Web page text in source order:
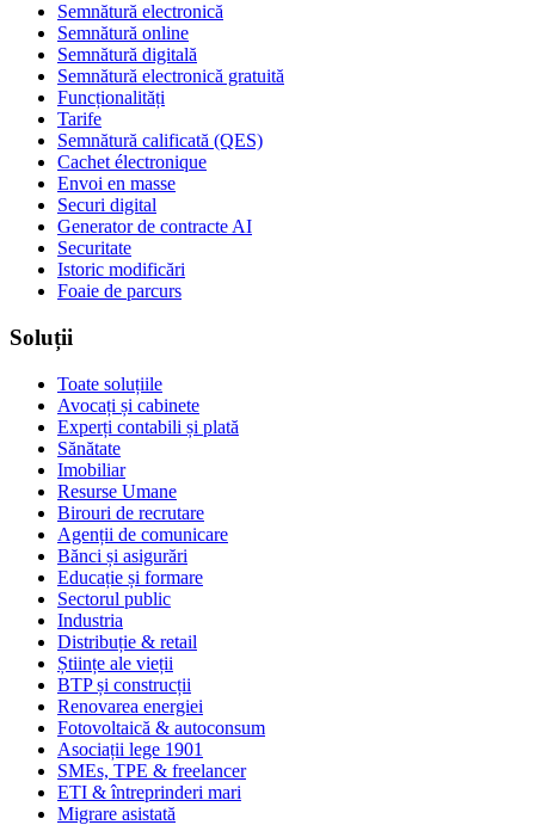
Semnătură electronică
Semnătură online
Semnătură digitală
Semnătură electronică gratuită
Funcționalități
Tarife
Semnătură calificată (QES)
Cachet électronique
Envoi en masse
Securi digital
Generator de contracte AI
Securitate
Istoric modificări
Foaie de parcurs
Soluții
Toate soluțiile
Avocați și cabinete
Experți contabili și plată
Sănătate
Imobiliar
Resurse Umane
Birouri de recrutare
Agenții de comunicare
Bănci și asigurări
Educație și formare
Sectorul public
Industria
Distribuție & retail
Științe ale vieții
BTP și construcții
Renovarea energiei
Fotovoltaică & autoconsum
Asociații lege 1901
SMEs, TPE & freelancer
ETI & întreprinderi mari
Migrare asistată